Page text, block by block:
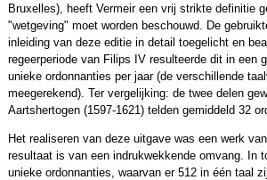
Bruxelles), heeft Vermeir een vrij strikte definitie
"wetgeving" moet worden beschouwd. De
inleiding van deze editie in detail toegelicht en
regeerperiode van Filips IV resulteerde dit in een
unieke ordonnanties per jaar (de verschillende
meegerekend). Ter vergelijking: de twee delen
Aartshertogen (1597-1621) telden gemiddeld 32
Het realiseren van deze uitgave was een werk
resultaat is van een indrukwekkende omvang. In
unieke ordonnanties, waarvan er 512 in één taal